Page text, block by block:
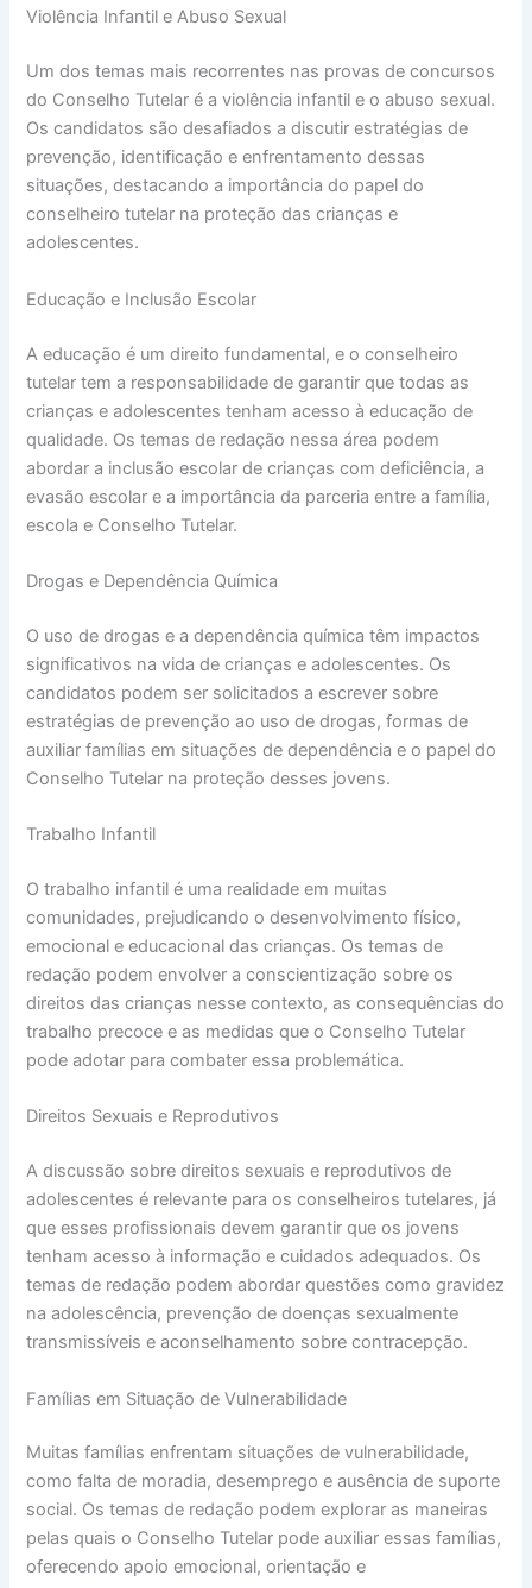
Violência Infantil e Abuso Sexual
Um dos temas mais recorrentes nas provas de concursos
do Conselho Tutelar é a violência infantil e o abuso sexual.
Os candidatos são desafiados a discutir estratégias de
prevenção, identificação e enfrentamento dessas
situações, destacando a importância do papel do
conselheiro tutelar na proteção das crianças e
adolescentes.
Educação e Inclusão Escolar
A educação é um direito fundamental, e o conselheiro
tutelar tem a responsabilidade de garantir que todas as
crianças e adolescentes tenham acesso à educação de
qualidade. Os temas de redação nessa área podem
abordar a inclusão escolar de crianças com deficiência, a
evasão escolar e a importância da parceria entre a família,
escola e Conselho Tutelar.
Drogas e Dependência Química
O uso de drogas e a dependência química têm impactos
significativos na vida de crianças e adolescentes. Os
candidatos podem ser solicitados a escrever sobre
estratégias de prevenção ao uso de drogas, formas de
auxiliar famílias em situações de dependência e o papel do
Conselho Tutelar na proteção desses jovens.
Trabalho Infantil
O trabalho infantil é uma realidade em muitas
comunidades, prejudicando o desenvolvimento físico,
emocional e educacional das crianças. Os temas de
redação podem envolver a conscientização sobre os
direitos das crianças nesse contexto, as consequências do
trabalho precoce e as medidas que o Conselho Tutelar
pode adotar para combater essa problemática.
Direitos Sexuais e Reprodutivos
A discussão sobre direitos sexuais e reprodutivos de
adolescentes é relevante para os conselheiros tutelares, já
que esses profissionais devem garantir que os jovens
tenham acesso à informação e cuidados adequados. Os
temas de redação podem abordar questões como gravidez
na adolescência, prevenção de doenças sexualmente
transmissíveis e aconselhamento sobre contracepção.
Famílias em Situação de Vulnerabilidade
Muitas famílias enfrentam situações de vulnerabilidade,
como falta de moradia, desemprego e ausência de suporte
social. Os temas de redação podem explorar as maneiras
pelas quais o Conselho Tutelar pode auxiliar essas famílias,
oferecendo apoio emocional, orientação e